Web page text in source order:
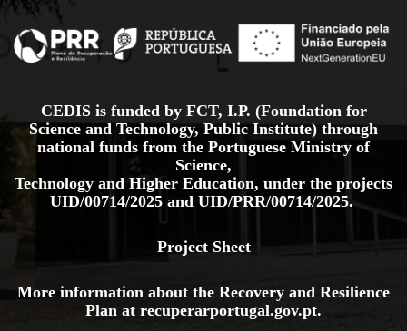
CEDIS is funded by FCT, I.P. (Foundation for
Science and Technology, Public Institute) through
national funds from the Portuguese Ministry of
Science,
Technology and Higher Education, under the projects
UID/00714/2025 and UID/PRR/00714/2025.
Project Sheet
More information about the Recovery and Resilience
Plan at recuperarportugal.gov.pt.